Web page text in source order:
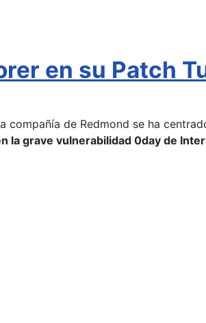
en su Patch
compañía de Redmond se ha
la grave vulnerabilidad 0day de